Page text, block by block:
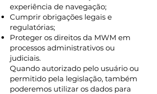
experiência de navegação;
Cumprir obrigações legais e
regulatórias;
Proteger os direitos da MWM em
processos administrativos ou
judiciais.
Quando autorizado pelo usuário ou
permitido pela legislação, também
poderemos utilizar os dados para